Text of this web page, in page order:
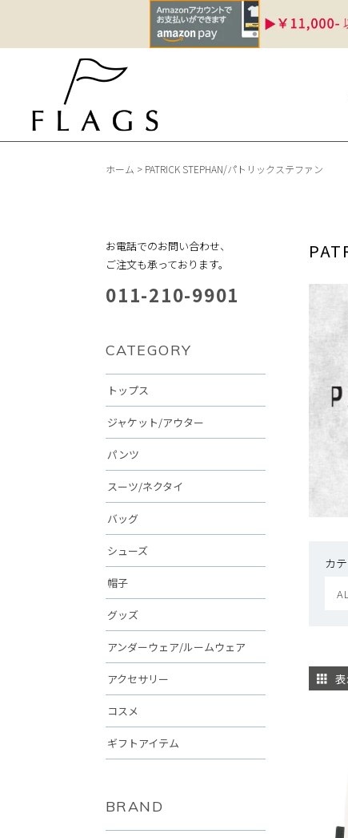
ホーム > PATRICK STEPHAN/パトリックステファン
カ
お電話でのお問い合わせ、
ご注文も承っております。
011-210-9901
CATEGORY
トップス
ジャケット/アウター
パンツ
スーツ/ネクタイ
バッグ
シューズ
帽子
グッズ
アンダーウェア/ルームウェア
アクセサリー
コスメ
ギフトアイテム
BRAND